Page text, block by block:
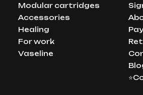
Modular cartridges
Аccessories
Healing
For work
Vaseline